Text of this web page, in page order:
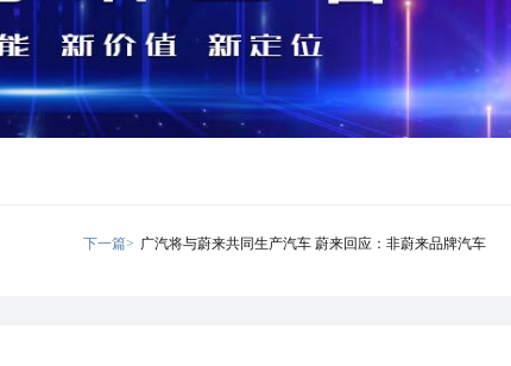
下一篇> 广汽将与蔚来共同生产汽车 蔚来回应：非蔚来品牌汽车